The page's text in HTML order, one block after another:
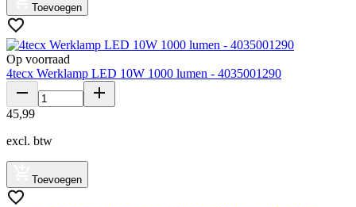
Toevoegen
Op voorraad
4tecx Werklamp LED 10W 1000 lumen - 4035001290
45,99
excl. btw
Toevoegen